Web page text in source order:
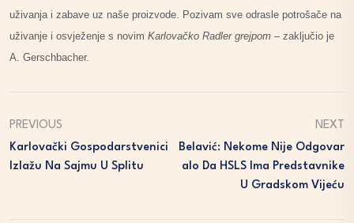
uživanja i zabave uz naše proizvode. Pozivam sve odrasle potrošače na
uživanje i osvježenje s novim Karlovačko Radler grejpom – zaključio je
A. Gerschbacher.
PREVIOUS
Karlovački Gospodarstvenici
Izlažu Na Sajmu U Splitu
NEXT
Belavić: Nekome Nije Odgovar
Alo Da HSLS Ima Predstavnike
U Gradskom Vijeću